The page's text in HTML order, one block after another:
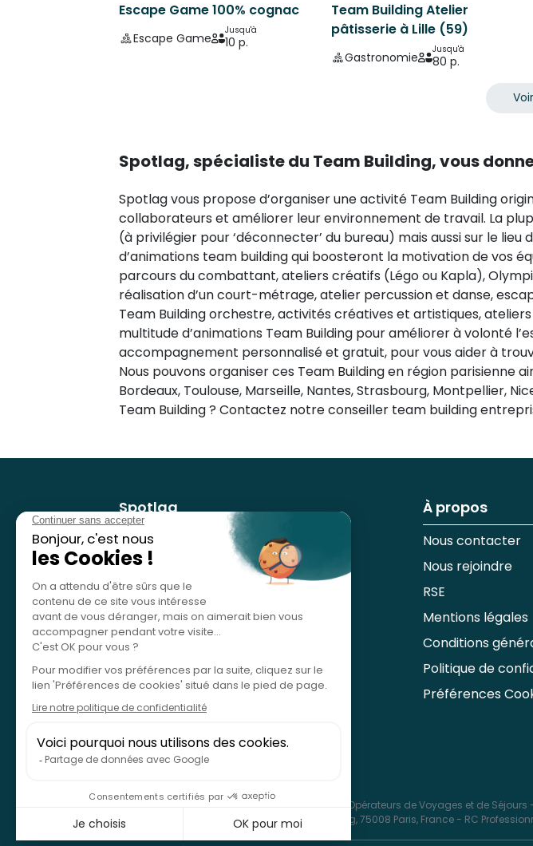
Escape Game 100% cognac
Escape Game
Jusqu'à
10 p.
Team Building Atelier
pâtisserie à Lille (59)
Gastronomie
Jusqu'à
80 p.
Spotlag, spécialiste du Team Building, vous
Spotlag vous propose d’organiser une activité Team Building
collaborateurs et améliorer leur environnement de travail. La
(à privilégier pour ‘déconnecter’ du bureau) mais aussi sur le
d’animations team building qui boosteront la motivation de vos
parcours du combattant, ateliers créatifs (Légo ou Kapla),
réalisation d’un court-métrage, atelier percussion et danse,
Team Building orchestre, activités créatives et artistiques,
multitude d’animations Team Building pour améliorer à volonté
accompagnement personnalisé et gratuit, pour vous aider à
Nous pouvons organiser ces Team Building en région parisienne
Bordeaux, Toulouse, Marseille, Nantes, Strasbourg, Montpellier,
Team Building ? Contactez notre conseiller team building
Spotlag
Nos services
Référencer mon activité
Études de cas
Blog
À propos
Nous contacter
Nous rejoindre
RSE
Mentions légales
Conditions
Politique de
Préférences
SPOTLAG SAS est immatriculée au Registre des Opérateurs de Voyages et de
ASSURANCE-CRÉDIT & CAUTION, 8-10 rue d'Astorg, 75008 Paris, France - RC